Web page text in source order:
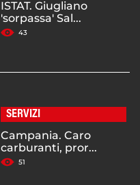
ISTAT. Giugliano
'sorpassa' Sal...
43
SERVIZI
Campania. Caro
carburanti, pror...
51